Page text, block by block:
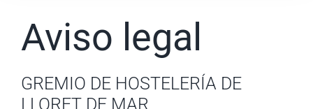
Aviso legal
GREMIO DE HOSTELERÍA DE
LLORET DE MAR